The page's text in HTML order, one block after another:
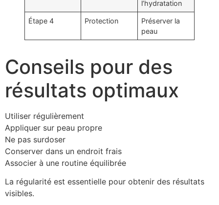
l’hydratation
Étape 4 Protection
Préserver la
peau
Conseils pour des
résultats optimaux
Utiliser régulièrement
Appliquer sur peau propre
Ne pas surdoser
Conserver dans un endroit frais
Associer à une routine équilibrée
La régularité est essentielle pour obtenir des résultats
visibles.